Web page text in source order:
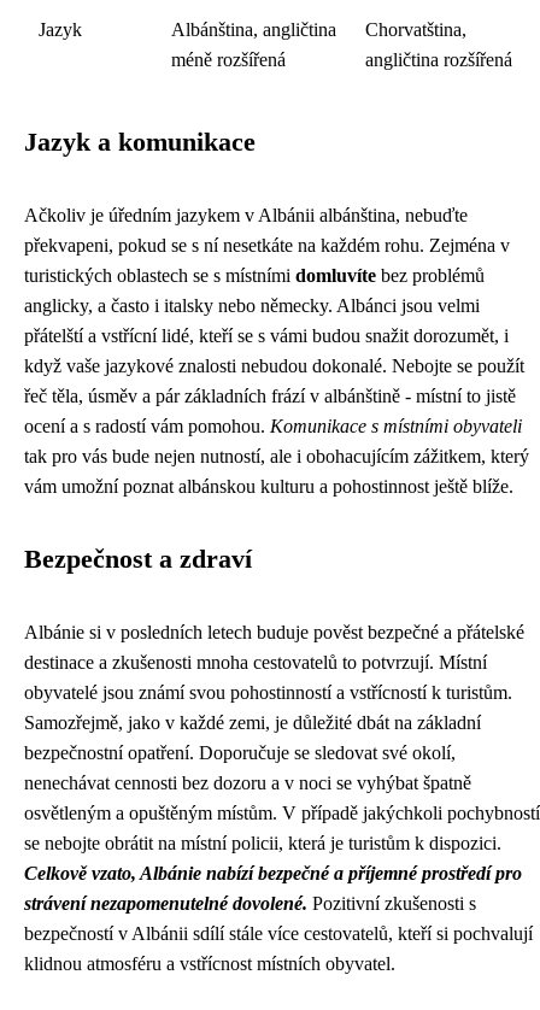
Jazyk
Albánština, angličtina
méně rozšířená
Chorvatština,
angličtina rozšířená
Jazyk a komunikace
Ačkoliv je úředním jazykem v Albánii albánština, nebuďte
překvapeni, pokud se s ní nesetkáte na každém rohu. Zejména v
turistických oblastech se s místními domluvíte bez problémů
anglicky, a často i italsky nebo německy. Albánci jsou velmi
přátelští a vstřícní lidé, kteří se s vámi budou snažit dorozumět, i
když vaše jazykové znalosti nebudou dokonalé. Nebojte se použít
řeč těla, úsměv a pár základních frází v albánštině - místní to jistě
ocení a s radostí vám pomohou. Komunikace s místními obyvateli
tak pro vás bude nejen nutností, ale i obohacujícím zážitkem, který
vám umožní poznat albánskou kulturu a pohostinnost ještě blíže.
Bezpečnost a zdraví
Albánie si v posledních letech buduje pověst bezpečné a přátelské
destinace a zkušenosti mnoha cestovatelů to potvrzují. Místní
obyvatelé jsou známí svou pohostinností a vstřícností k turistům.
Samozřejmě, jako v každé zemi, je důležité dbát na základní
bezpečnostní opatření. Doporučuje se sledovat své okolí,
nenechávat cennosti bez dozoru a v noci se vyhýbat špatně
osvětleným a opuštěným místům. V případě jakýchkoli pochybností
se nebojte obrátit na místní policii, která je turistům k dispozici.
Celkově vzato, Albánie nabízí bezpečné a příjemné prostředí pro
strávení nezapomenutelné dovolené. Pozitivní zkušenosti s
bezpečností v Albánii sdílí stále více cestovatelů, kteří si pochvalují
klidnou atmosféru a vstřícnost místních obyvatel.